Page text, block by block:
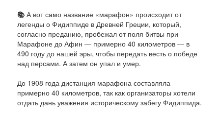
📚 А вот само название «марафон» происходит от
легенды о Фидиппиде в Древней Греции, который,
согласно преданию, пробежал от поля битвы при
Марафоне до Афин — примерно 40 километров — в
490 году до нашей эры, чтобы передать весть о победе
над персами. А затем он упал и умер.
До 1908 года дистанция марафона составляла
примерно 40 километров, так как организаторы хотели
отдать дань уважения историческому забегу Фидиппида.